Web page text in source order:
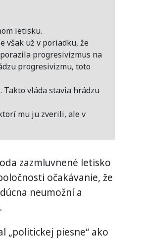
letisku.
však už v poriadku, že
progresivizmus na
progresivizmu, toto
vláda stavia hrádzu
mu ju zverili, ale v
zazmluvnené letisko
očakávanie, že
neumožní a
„politickej piesne“ ako